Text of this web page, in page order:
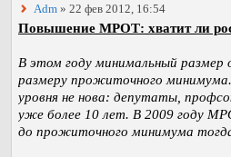
Adm » 22 фев 2012, 16:54
Повышение МРОТ: хватит ли
В этом году минимальный
размеру прожиточного
уровня не нова: депутаты,
уже более 10 лет. В 2009 году
до прожиточного минимума